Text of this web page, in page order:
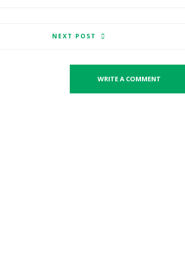
NEXT POST
WRITE A COMMENT